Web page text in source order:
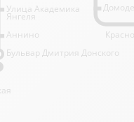
Улица Академика
Янгеля
Аннино
Бульвар Дмитрия Донского